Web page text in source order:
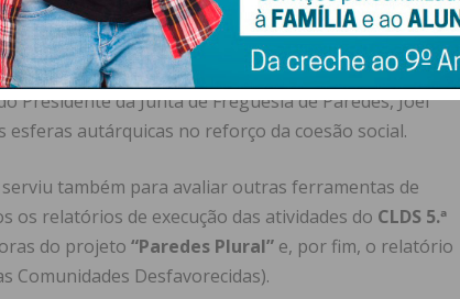
político e institucional do Vice-Presidente da
Presidente da Junta de Freguesia de Paredes, Joel
autárquicas no reforço da coesão social.
também para avaliar outras ferramentas de
relatórios de execução das atividades do CLDS 5.ª
do projeto “Paredes Plural” e, por fim, o relatório
Comunidades Desfavorecidas).